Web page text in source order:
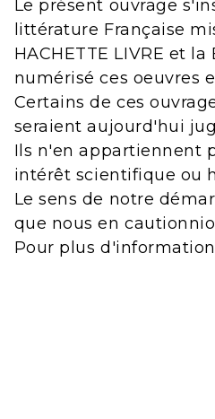
Le présent ouvrage
littérature Française
HACHETTE LIVRE et
numérisé ces oeuvres
Certains de ces
seraient aujourd'hui
Ils n'en appartiennent
intérêt scientifique ou
Le sens de notre
que nous en
Pour plus